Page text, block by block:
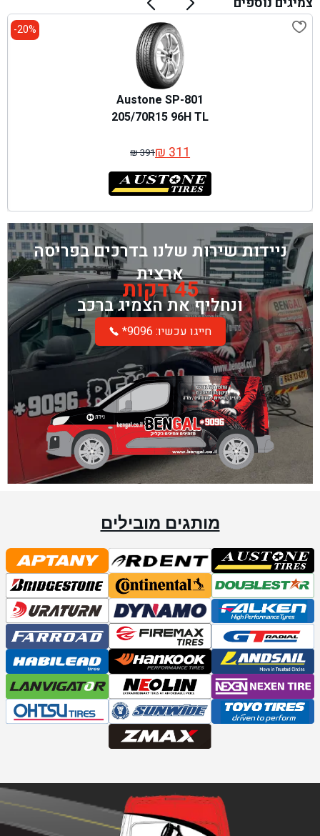
20%-
Austone SP-801
205/70R15 96H TL
₪391
המחיר
המקורי
היה:
₪ 391.
₪311 המחיר
הנוכחי
הוא:
₪ 311.
ניידות שירות שלנו בדרכים בפריסה
ארצית
45 דקות
ונחליף את הצמיג ברכב
*חייגו עכשיו: 9096
מותגים מובילים